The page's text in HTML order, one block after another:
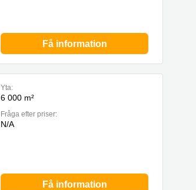
Få information
Yta:
6 000 m²
Fråga efter priser:
N/A
Få information